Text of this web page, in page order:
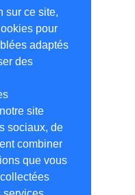
sur ce site,
pour
adaptés
des
site
sociaux, de
combiner
que vous